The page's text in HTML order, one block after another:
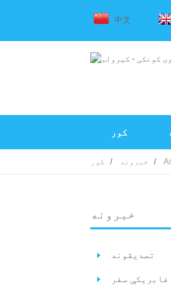
中文
کور
کور خبرونه
خبرونه
تصدیقونه
فابریکې سفر